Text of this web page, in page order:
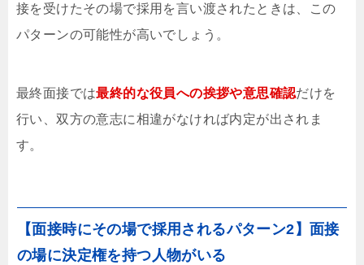
接を受けたその場で採用を言い渡されたときは、この
パターンの可能性が高いでしょう。
最終面接では最終的な役員への挨拶や意思確認だけを
行い、双方の意志に相違がなければ内定が出されま
す。
【面接時にその場で採用されるパターン2】面接
の場に決定権を持つ人物がいる